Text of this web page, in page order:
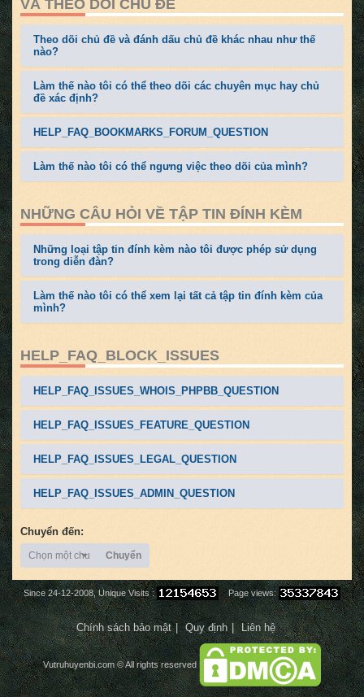
VÀ THEO DÕI CHỦ ĐỀ
Theo dõi chủ đề và đánh dấu chủ đề khác nhau như thế
nào?
Làm thế nào tôi có thể theo dõi các chuyên mục hay chủ
đề xác định?
HELP_FAQ_BOOKMARKS_FORUM_QUESTION
Làm thế nào tôi có thể ngưng việc theo dõi của mình?
NHỮNG CÂU HỎI VỀ TẬP TIN ĐÍNH KÈM
Những loại tập tin đính kèm nào tôi được phép sử dụng
trong diễn đàn?
Làm thế nào tôi có thể xem lại tất cả tập tin đính kèm của
mình?
HELP_FAQ_BLOCK_ISSUES
HELP_FAQ_ISSUES_WHOIS_PHPBB_QUESTION
HELP_FAQ_ISSUES_FEATURE_QUESTION
HELP_FAQ_ISSUES_LEGAL_QUESTION
HELP_FAQ_ISSUES_ADMIN_QUESTION
Chuyển đến:
Chọn một chuyên mục
Chuyển
Since 24-12-2008, Unique Visits : Page views:
Chính sách bảo mật Quy định Liên hệ
Vutruhuyenbi.com © All rights reserved